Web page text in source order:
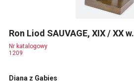
Ron Liod SAUVAGE, XIX / XX w.
Nr katalogowy
1209
Diana z Gabies